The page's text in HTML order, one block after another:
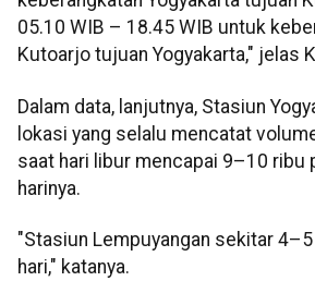
05.10 WIB – 18.45 WIB untuk
Kutoarjo tujuan Yogyakarta," jelas
Dalam data, lanjutnya, Stasiun
lokasi yang selalu mencatat
saat hari libur mencapai 9–10 ribu
harinya.
"Stasiun Lempuyangan sekitar
hari," katanya.